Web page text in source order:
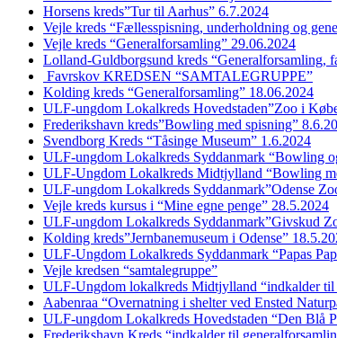
Horsens kreds”Tur til Aarhus” 6.7.2024
Vejle kreds “Fællesspisning, underholdning og
Vejle kreds “Generalforsamling” 29.06.2024
Lolland-Guldborgsund kreds “Generalforsamling,
Favrskov KREDSEN “SAMTALEGRUPPE”
Kolding kreds “Generalforsamling” 18.06.2024
ULF-ungdom Lokalkreds Hovedstaden”Zoo i
Frederikshavn kreds”Bowling med spisning”
Svendborg Kreds “Tåsinge Museum” 1.6.2024
ULF-ungdom Lokalkreds Syddanmark “Bowling
ULF-Ungdom Lokalkreds Midtjylland “Bowling
ULF-ungdom Lokalkreds Syddanmark”Odense
Vejle kreds kursus i “Mine egne penge” 28.5.2024
ULF-ungdom Lokalkreds Syddanmark”Givskud
Kolding kreds”Jernbanemuseum i Odense”
ULF-Ungdom Lokalkreds Syddanmark “Papas
Vejle kredsen “samtalegruppe”
ULF-Ungdom lokalkreds Midtjylland “indkalder til
Aabenraa “Overnatning i shelter ved Ensted
ULF-ungdom Lokalkreds Hovedstaden “Den Blå